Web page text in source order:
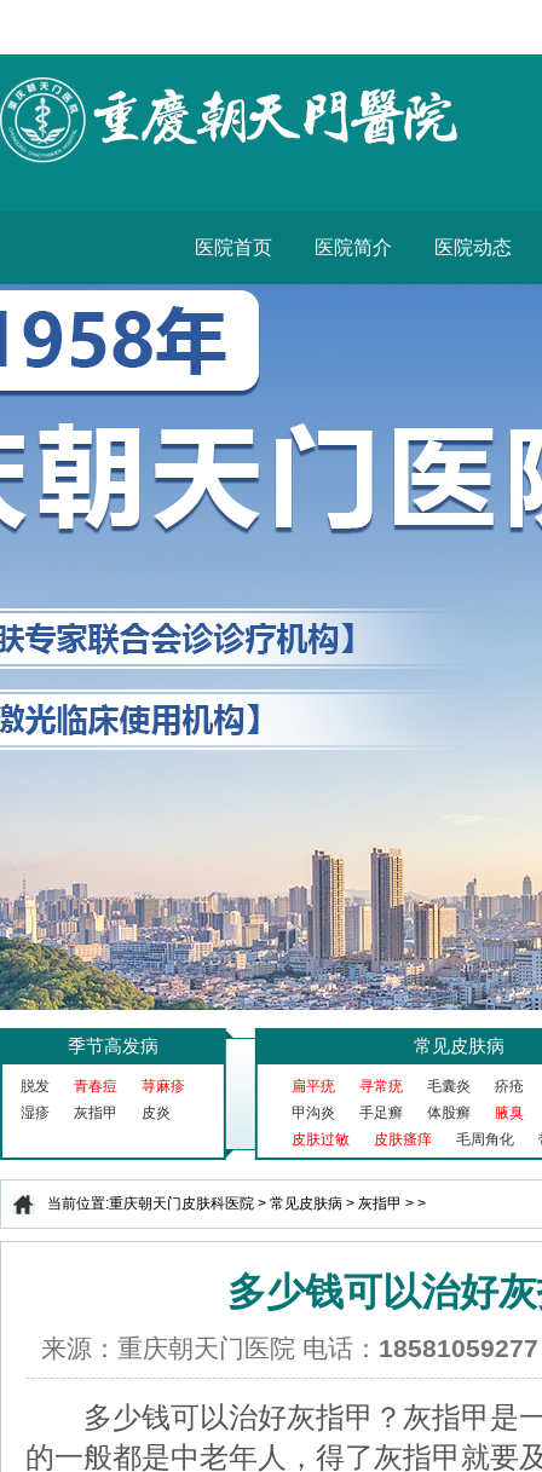
医院首页 医院简介 医院动态
季节高发病
脱发 青春痘
荨麻疹
湿疹
灰指甲 皮炎
常见皮肤病
扁平疣 寻常疣 毛囊炎
疥疮
甲沟炎
手足癣 体股癣
腋臭
皮肤过敏
皮肤瘙痒 毛周角化
当前位置:重庆朝天门皮肤科医院 > 常见皮肤病 > 灰指甲 > >
多少钱可以治好
来源：重庆朝天门医院 电话： 18581059277
多少钱可以治好灰指甲？灰指甲是
的一般都是中老年人，得了灰指甲就要